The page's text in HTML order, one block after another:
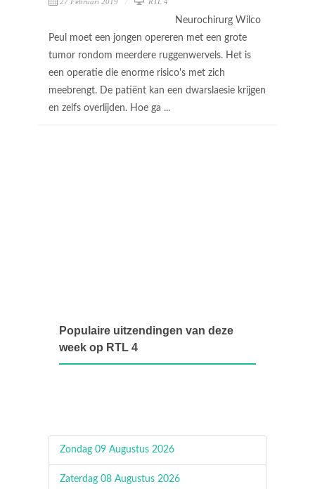
Neurochirurg Wilco
Peul moet een jongen opereren met een grote
tumor rondom meerdere ruggenwervels. Het is
een operatie die enorme risico's met zich
meebrengt. De patiënt kan een dwarslaesie krijgen
en zelfs overlijden. Hoe ga ...
Populaire uitzendingen van deze
week op RTL 4
Zondag 09 Augustus 2026
Zaterdag 08 Augustus 2026